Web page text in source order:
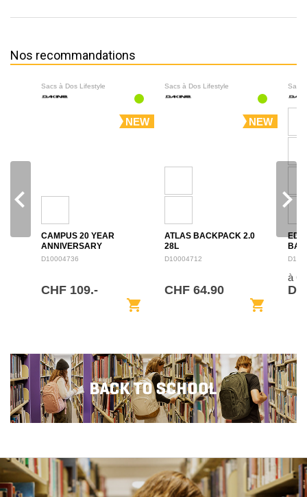
Nos recommandations
Sacs à Dos Lifestyle
NEW
CAMPUS 20 YEAR
ANNIVERSARY
BACKPACK 28L
D10004736
CHF 109.-
shopping_cart
Sacs à Dos Lifestyle
NEW
ATLAS BACKPACK 2.0
28L
D10004712
CHF 64.90
shopping_cart
Sacs
à
De
navigate_before navigate_next